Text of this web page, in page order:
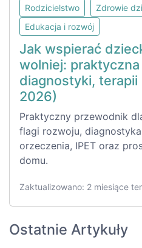
Rodzicielstwo
Zdrowie
Edukacja i rozwój
Jak wspierać
wolniej: praktyczna
diagnostyki, terapii
2026)
Praktyczny przewodnik
flagi rozwoju,
orzeczenia, IPET oraz
domu.
Zaktualizowano: 2 miesiące
Ostatnie Artykuły